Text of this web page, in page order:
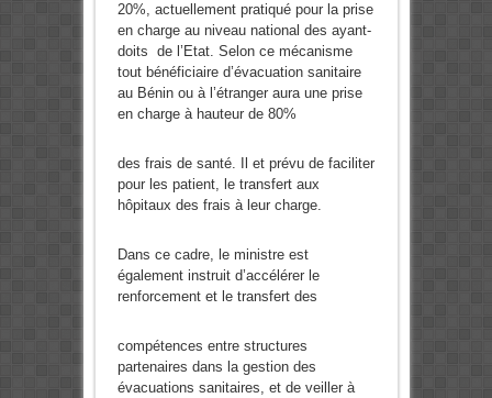
20%, actuellement pratiqué pour la prise
en charge au niveau national des ayant-
doits de l’Etat. Selon ce mécanisme
tout bénéficiaire d’évacuation sanitaire
au Bénin ou à l’étranger aura une prise
en charge à hauteur de 80%
des frais de santé. Il et prévu de faciliter
pour les patient, le transfert aux
hôpitaux des frais à leur charge.
Dans ce cadre, le ministre est
également instruit d’accélérer le
renforcement et le transfert des
compétences entre structures
partenaires dans la gestion des
évacuations sanitaires, et de veiller à